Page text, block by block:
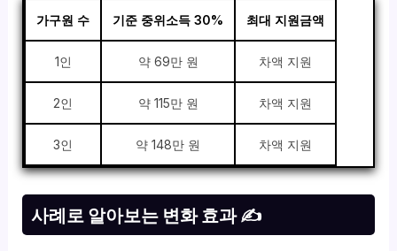
가구원 수 기준 중위소득 30% 최대 지원금액
1인 약 69만 원 차액 지원
2인 약 115만 원 차액 지원
3인 약 148만 원 차액 지원
사례로 알아보는 변화 효과 ✍